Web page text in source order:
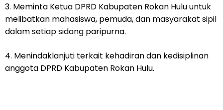
3. ⁠Meminta Ketua DPRD Kabupaten Rokan Hulu untuk
melibatkan mahasiswa, pemuda, dan masyarakat sipil
dalam setiap sidang paripurna.
4. ⁠Menindaklanjuti terkait kehadiran dan kedisiplinan
anggota DPRD Kabupaten Rokan Hulu.